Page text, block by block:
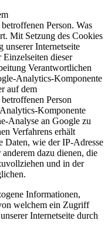
Person. Was
Mit Setzung des Cookies
Internetseite
dieser
Verantwortlichen
Analytics-Komponente
auf dem
Person
Komponente
Analyse an Google zu
Verfahrens erhält
Daten, wie der IP-Adresse
dazu dienen, die
und in der
Informationen,
welchem ein Zugriff
Internetseite durch